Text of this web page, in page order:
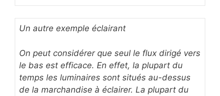
Un autre exemple éclairant
On peut considérer que seul le flux dirigé vers
le bas est efficace. En effet, la plupart du
temps les luminaires sont situés au-dessus
de la marchandise à éclairer. La plupart du